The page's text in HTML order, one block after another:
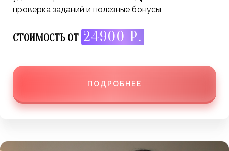
проверка заданий и полезные бонусы
СТОИМОСТЬ ОТ 24900 Р.
ПОДРОБНЕЕ